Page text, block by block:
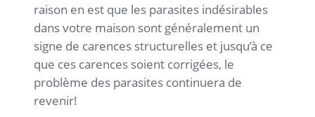
raison en est que les parasites indésirables
dans votre maison sont généralement un
signe de carences structurelles et jusqu’à ce
que ces carences soient corrigées, le
problème des parasites continuera de
revenir!